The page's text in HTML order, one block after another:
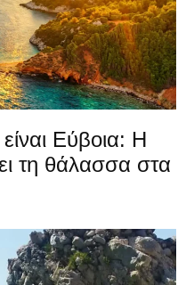
Εύβοια: Η
τη θάλασσα στα